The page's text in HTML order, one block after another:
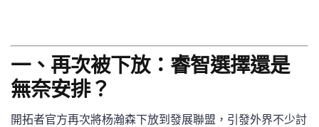
一、再次被下放：睿智選擇還是
無奈安排？
開拓者官方再次將杨瀚森下放到發展聯盟，引發外界不少討